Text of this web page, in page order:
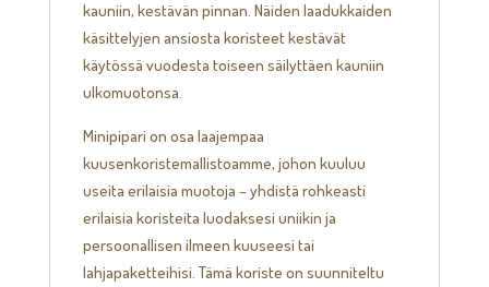
kauniin, kestävän pinnan. Näiden laadukkaiden
käsittelyjen ansiosta koristeet kestävät
käytössä vuodesta toiseen säilyttäen kauniin
ulkomuotonsa.
Minipipari on osa laajempaa
kuusenkoristemallistoamme, johon kuuluu
useita erilaisia muotoja – yhdistä rohkeasti
erilaisia koristeita luodaksesi uniikin ja
persoonallisen ilmeen kuuseesi tai
lahjapaketteihisi. Tämä koriste on suunniteltu